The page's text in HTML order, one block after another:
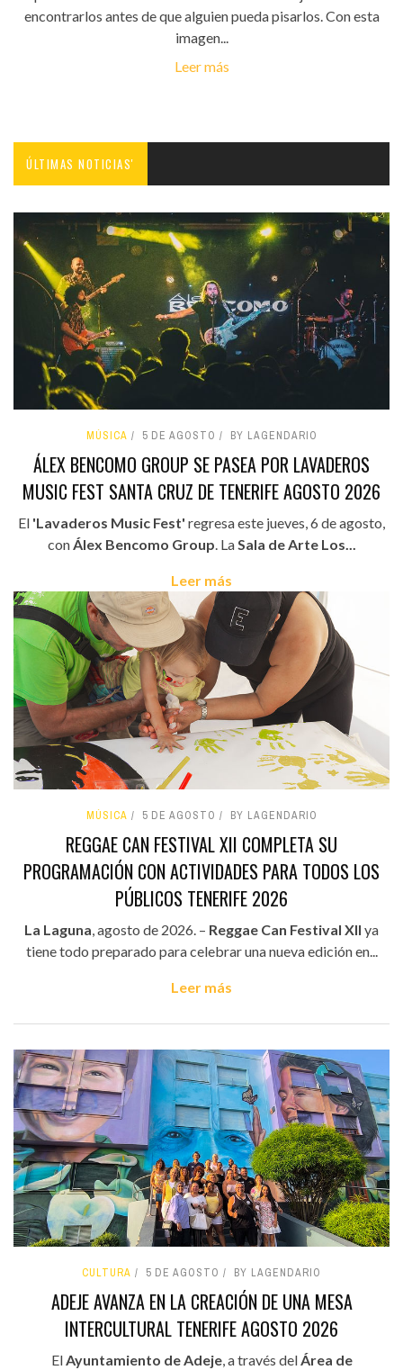
encontrarlos antes de que alguien pueda pisarlos. Con esta
imagen...
Leer más
ÚLTIMAS NOTICIAS'
MÚSICA 5 DE AGOSTO BY LAGENDARIO
ÁLEX BENCOMO GROUP SE PASEA POR LAVADEROS
MUSIC FEST SANTA CRUZ DE TENERIFE AGOSTO 2026
El 'Lavaderos Music Fest' regresa este jueves, 6 de agosto,
conÁlex Bencomo Group. LaSala de Arte Los...
Leer más
MÚSICA 5 DE AGOSTO BY LAGENDARIO
REGGAE CAN FESTIVAL XII COMPLETA SU
PROGRAMACIÓN CON ACTIVIDADES PARA TODOS LOS
PÚBLICOS TENERIFE 2026
La Laguna , agosto de 2026. – Reggae Can Festival XII ya
tiene todo preparado para celebrar una nueva edición en...
Leer más
CULTURA 5 DE AGOSTO BY LAGENDARIO
ADEJE AVANZA EN LA CREACIÓN DE UNA MESA
INTERCULTURAL TENERIFE AGOSTO 2026
ElAyuntamiento de Adeje, a través delÁrea de